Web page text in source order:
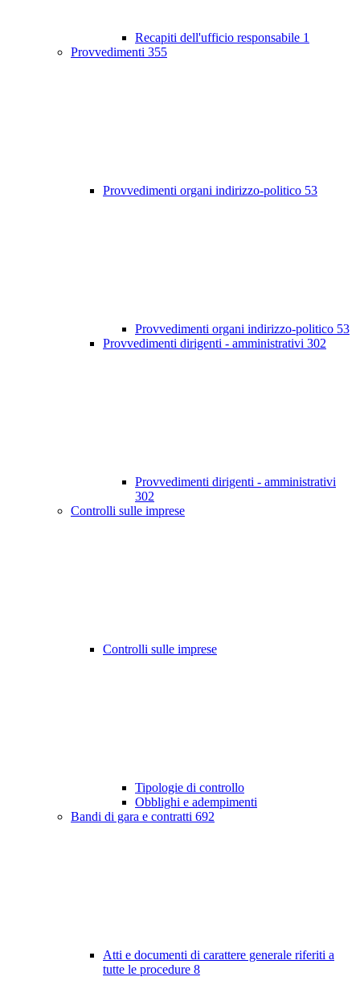
Recapiti dell'ufficio responsabile 1
Provvedimenti 355
Provvedimenti organi indirizzo-politico 53
Provvedimenti organi indirizzo-politico 53
Provvedimenti dirigenti - amministrativi 302
Provvedimenti dirigenti - amministrativi
302
Controlli sulle imprese
Controlli sulle imprese
Tipologie di controllo
Obblighi e adempimenti
Bandi di gara e contratti 692
Atti e documenti di carattere generale riferiti a
tutte le procedure 8